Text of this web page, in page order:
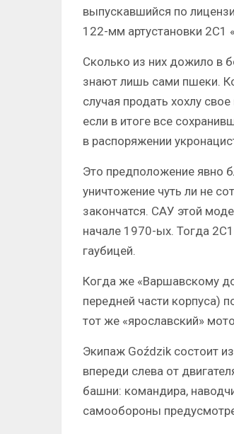
выпускавшийся по
122-мм артустановки 2С1
Сколько из них дожило в
знают лишь сами пшеки.
случая продать хохлу
если в итоге все
в распоряжении
Это предположение явно
уничтожение чуть ли не
закончатся. САУ этой
начале 1970-ых. Тогда
гаубицей.
Когда же «Варшавскому
передней части корпуса)
тот же «ярославский»
Экипаж Goździk состоит
впереди слева от
башни: командира,
самообороны